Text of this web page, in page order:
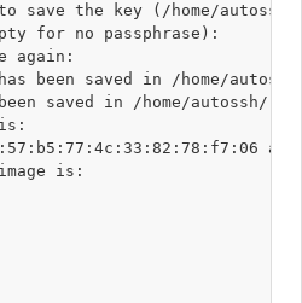
save the key (/home/
for no passphrase):
again:
been saved in /home/
saved in /home/autossh/
is: